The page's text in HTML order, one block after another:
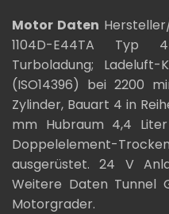
Motor Daten
1104D-E44TA Typ
Turboladung; Ladeluft-
(ISO14396) bei 2200
Zylinder, Bauart 4 in
mm Hubraum 4,4
Doppelelement-
ausgerüstet. 24 V
Weitere Daten Tunnel
Motorgrader.